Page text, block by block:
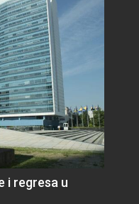
i regresa u